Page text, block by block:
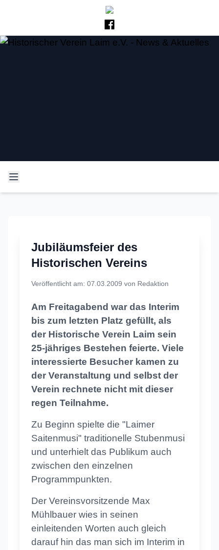
Historischer Verein Laim
Neues und Altes aus der Laimer Geschichte
Jubiläumsfeier des
Historischen Vereins
Veröffentlicht am: 07.03.2009 von Redaktion
Am Freitagabend war das Interim
bis zum letzten Platz gefüllt, als
der Historische Verein Laim sein
25-jähriges Bestehen feierte. Viele
interessierte Besucher kamen zu
der Veranstaltung und selbst der
Verein rechnete nicht mit dieser
regen Teilnahme.
Zu Beginn spielte die "Laimer
Saitenmusi" traditionelle Stubenmusi
und unterhielt das Publikum auch
zwischen den einzelnen
Programmpunkten.
Der Vereinsvorsitzende Max
Mühlbauer wies in seinen
einleitenden Worten auch gleich
darauf hin das man sich im Interim in